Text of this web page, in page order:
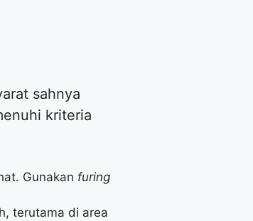
sahnya
kriteria
Gunakan furing
terutama di area